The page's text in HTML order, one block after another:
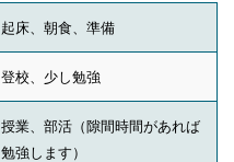
起床、朝食、準備
登校、少し勉強
授業、部活（隙間時間があれば
勉強します）